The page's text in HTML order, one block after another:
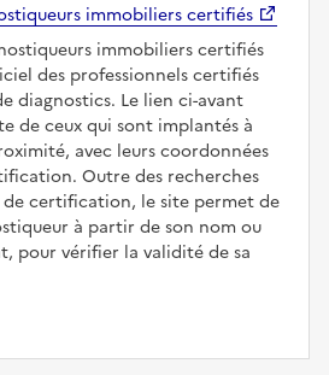
immobiliers certifiés
immobiliers certifiés
des professionnels certifiés
diagnostics. Le lien ci-avant
de ceux qui sont implantés à
avec leurs coordonnées
Outre des recherches
certification, le site permet de
à partir de son nom ou
pour vérifier la validité de sa